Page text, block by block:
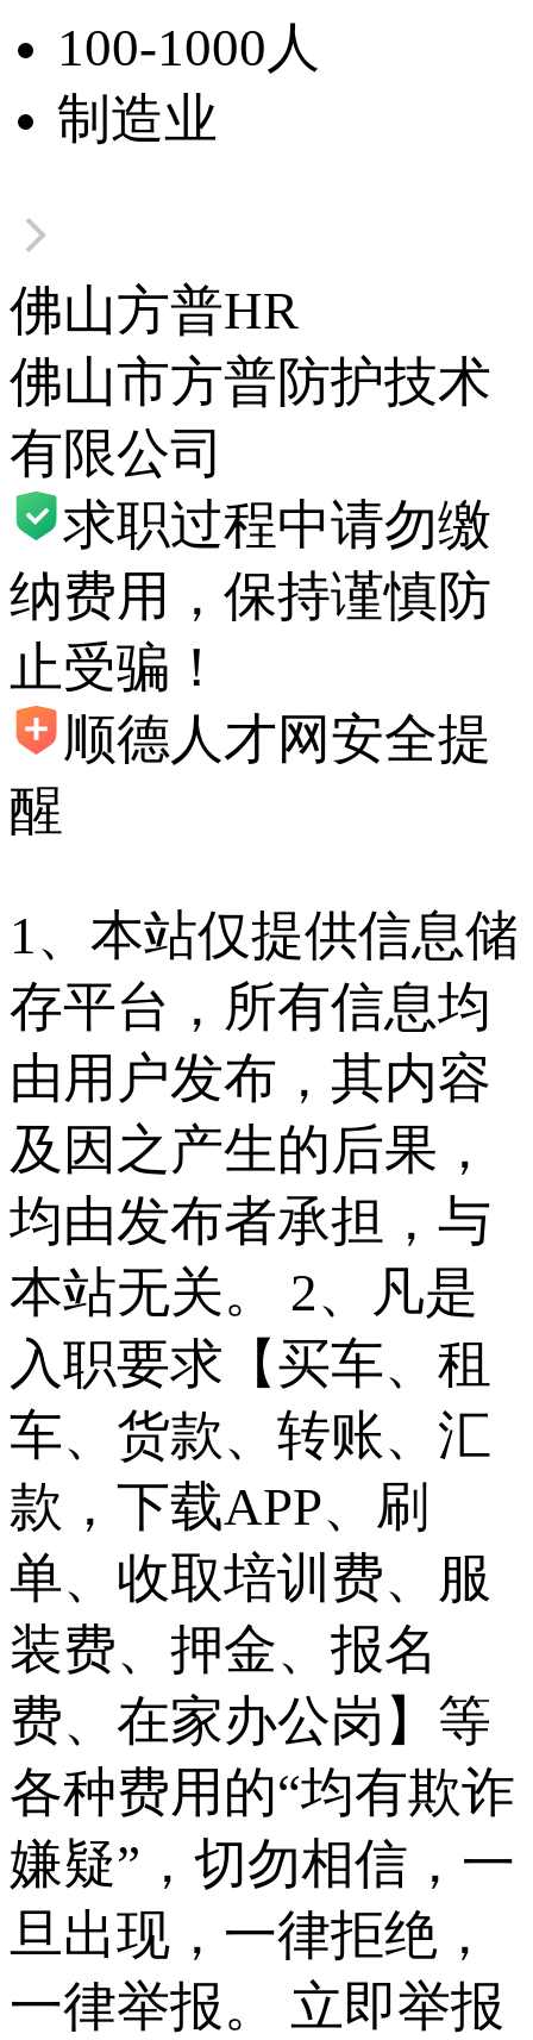
100-1000人
制造业
佛山方普HR
佛山市方普防护技术
有限公司
求职过程中请勿缴
纳费用，保持谨慎防
止受骗！
顺德人才网安全提
醒
1、本站仅提供信息储
存平台，所有信息均
由用户发布，其内容
及因之产生的后果，
均由发布者承担，与
本站无关。 2、凡是
入职要求【买车、租
车、货款、转账、汇
款，下载APP、刷
单、收取培训费、服
装费、押金、报名
费、在家办公岗】等
各种费用的“均有欺诈
嫌疑”，切勿相信，一
旦出现，一律拒绝，
一律举报。 立即举报